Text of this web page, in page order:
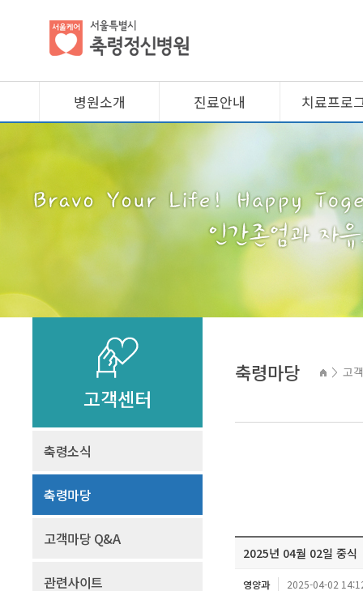
병원소개 진료안내 치료프로
고객센터
축령소식
축령마당
고객마당 Q&A
관련사이트
축령마당 > 고
2025년 04월 02일 중식
영양과 2025-04-02